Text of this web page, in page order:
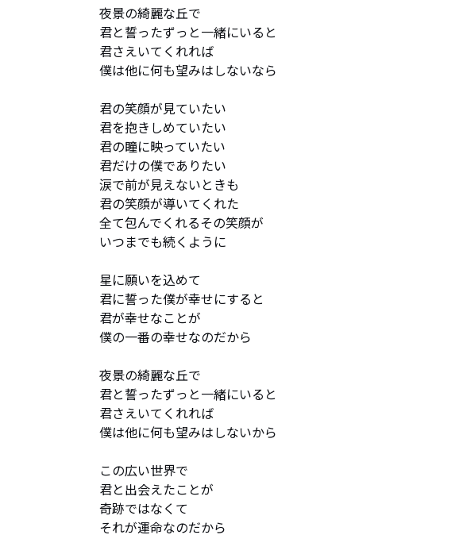
夜景の綺麗な丘で
君と誓ったずっと一緒にいると
君さえいてくれれば
僕は他に何も望みはしないなら
君の笑顔が見ていたい
君を抱きしめていたい
君の瞳に映っていたい
君だけの僕でありたい
涙で前が見えないときも
君の笑顔が導いてくれた
全て包んでくれるその笑顔が
いつまでも続くように
星に願いを込めて
君に誓った僕が幸せにすると
君が幸せなことが
僕の一番の幸せなのだから
夜景の綺麗な丘で
君と誓ったずっと一緒にいると
君さえいてくれれば
僕は他に何も望みはしないから
この広い世界で
君と出会えたことが
奇跡ではなくて
それが運命なのだから